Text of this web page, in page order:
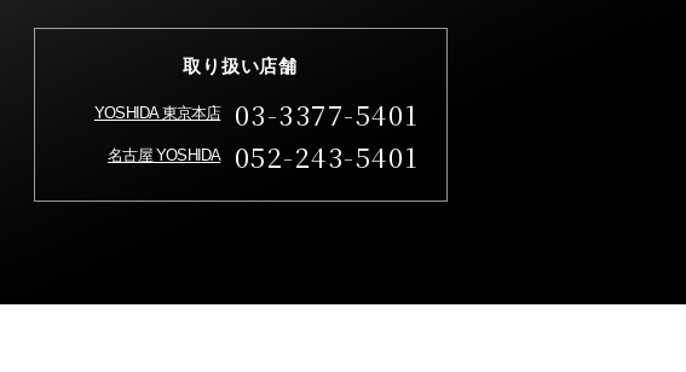
取り扱い店舗
YOSHIDA 東京本店 03-3377-5401
名古屋 YOSHIDA 052-243-5401